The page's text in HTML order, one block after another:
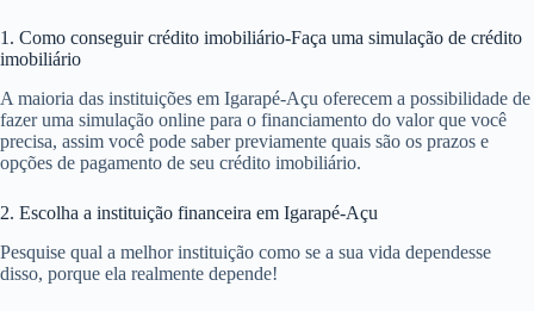
1. Como conseguir crédito imobiliário-Faça uma simulação de crédito
imobiliário
A maioria das instituições em Igarapé-Açu oferecem a possibilidade de
fazer uma simulação online para o financiamento do valor que você
precisa, assim você pode saber previamente quais são os prazos e
opções de pagamento de seu crédito imobiliário.
2. Escolha a instituição financeira em Igarapé-Açu
Pesquise qual a melhor instituição como se a sua vida dependesse
disso, porque ela realmente depende!